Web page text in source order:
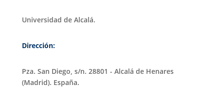
Universidad de Alcalá.
Dirección:
Pza. San Diego, s/n. 28801 - Alcalá de Henares
(Madrid). España.